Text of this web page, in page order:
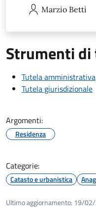
Marzio Betti
Strumenti
Tutela amministrativa
Tutela giurisdizionale
Argomenti:
Residenza
Categorie:
Catasto e urbanistica
Ultimo aggiornamento: 19/